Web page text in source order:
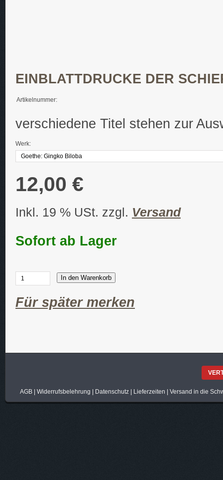
EINBLATTDRUCKE DER
Artikelnummer:
verschiedene Titel stehen zur
Werk:
12,00 €
Inkl. 19 % USt. zzgl. Versand
Sofort ab Lager
In den Warenkorb
Für später merken
AGB| Widerrufsbelehrung Datenschutz| Lieferzeiten Versand in die